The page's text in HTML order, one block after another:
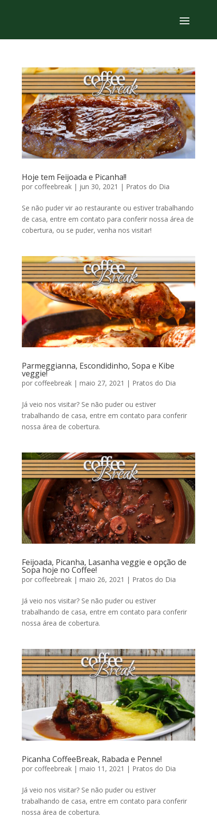
Hoje tem Feijoada e Picanha!!
por coffeebreak| jun 30, 2021 | Pratos do Dia
Se não puder vir ao restaurante ou estiver trabalhando
de casa, entre em contato para conferir nossa área de
cobertura, ou se puder, venha nos visitar!
Parmeggianna, Escondidinho, Sopa e Kibe
veggie!
por coffeebreak| maio 27, 2021 | Pratos do Dia
Já veio nos visitar? Se não puder ou estiver
trabalhando de casa, entre em contato para conferir
nossa área de cobertura.
Feijoada, Picanha, Lasanha veggie e opção de
Sopa hoje no Coffee!
por coffeebreak| maio 26, 2021 | Pratos do Dia
Já veio nos visitar? Se não puder ou estiver
trabalhando de casa, entre em contato para conferir
nossa área de cobertura.
Picanha CoffeeBreak, Rabada e Penne!
por coffeebreak| maio 11, 2021 | Pratos do Dia
Já veio nos visitar? Se não puder ou estiver
trabalhando de casa, entre em contato para conferir
nossa área de cobertura.